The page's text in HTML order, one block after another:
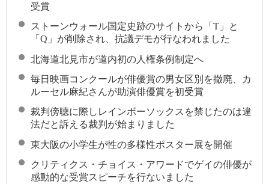
受賞
ストーンウォール国定史跡のサイトから「T」と
「Q」が削除され、抗議デモが行なわれました
北海道北見市が道内初の人権条例制定へ
毎日映画コンクールが俳優賞の男女区別を撤廃、カ
ルーセル麻紀さんが助演俳優賞を初受賞
裁判傍聴に際しレインボーソックスを禁じたのは違
法だと訴える裁判が始まりました
東大阪の小学生が性の多様性ポスター展を開催
クリティクス・チョイス・アワードでゲイの俳優が
感動的な受賞スピーチを行ないました